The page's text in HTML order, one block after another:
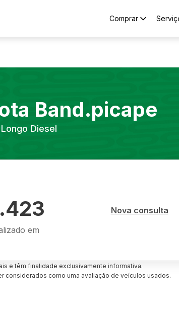
Comprar
Band.picape
Diesel
em
Nova consulta
e têm finalidade exclusivamente informativa.
considerados como uma avaliação de veículos usados.